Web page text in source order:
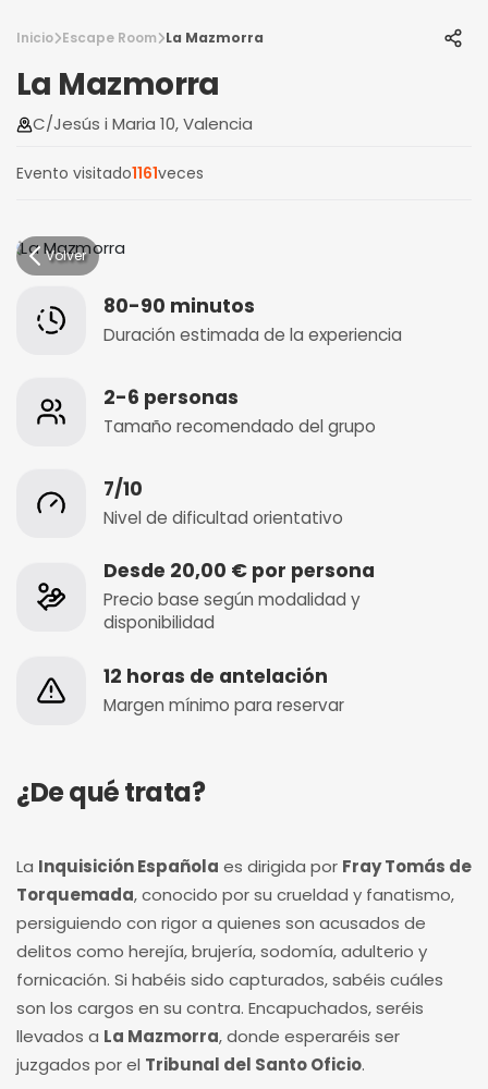
Inicio Escape Room La Mazmorra
La Mazmorra
C/Jesús i Maria 10, Valencia
Evento visitado1161veces
Volver
80-90 minutos
Duración estimada de la experiencia
2-6 personas
Tamaño recomendado del grupo
7/10
Nivel de dificultad orientativo
Desde 20,00 € por persona
Precio base según modalidad y
disponibilidad
12 horas de antelación
Margen mínimo para reservar
¿De qué trata?
La Inquisición Española es dirigida por Fray Tomás de
Torquemada, conocido por su crueldad y fanatismo,
persiguiendo con rigor a quienes son acusados de
delitos como herejía, brujería, sodomía, adulterio y
fornicación. Si habéis sido capturados, sabéis cuáles
son los cargos en su contra. Encapuchados, seréis
llevados a La Mazmorra, donde esperaréis ser
juzgados por el Tribunal del Santo Oficio.